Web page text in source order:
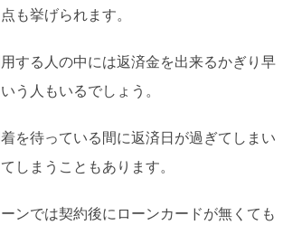
も挙げられます。
する人の中には返済金を出来るかぎり早
う人もいるでしょう。
を待っている間に返済日が過ぎてしまい
しまうこともあります。
ンでは契約後にローンカードが無くても